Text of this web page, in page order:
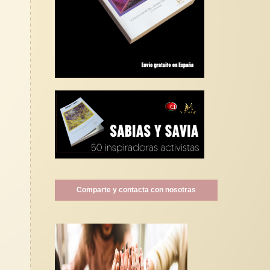
Comparte y contacta con nosotras